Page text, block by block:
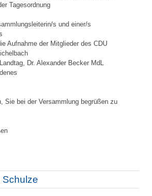
Tagesordnung
s und einer/s
Aufnahme der Mitglieder des CDU
Dr. Alexander Becker MdL
Sie bei der Versammlung begrüßen zu
Schulze